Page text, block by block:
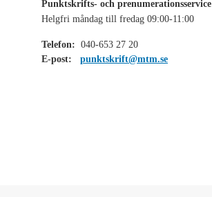
Punktskrifts- och prenumerationsservice
Helgfri måndag till fredag 09:00-11:00
Telefon: 040-653 27 20
E-post:
punktskrift@mtm.se